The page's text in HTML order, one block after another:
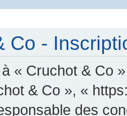
Co -
« Cruchot & Co
& Co », «
des